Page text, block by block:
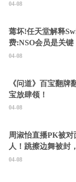
04-08
蔫坏!任天堂解释
费:NSO会员是关键
04-08
《问道》百宝翻牌
宝放肆领！
04-08
周淑怡直播PK被
人！跳擦边舞被封
硬擦封的好！
04-08